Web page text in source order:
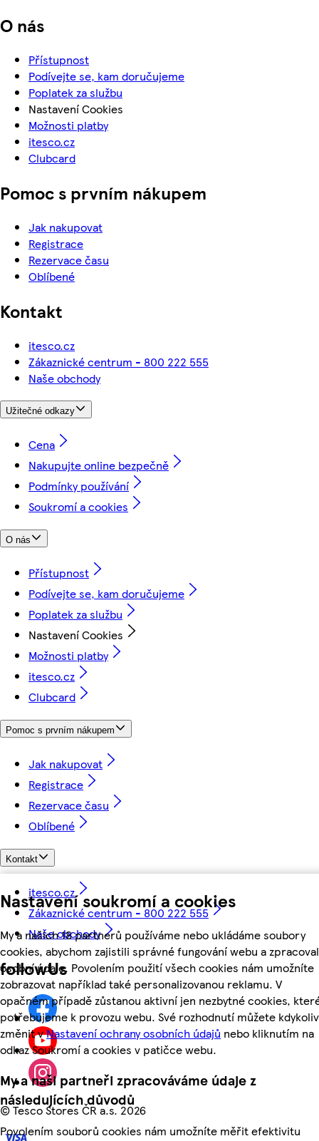
Nastavení soukromí a cookies
My a našich 18 partnerů používáme nebo ukládáme soubory
cookies, abychom zajistili správné fungování webu a
osobní údaje. Povolením použití všech cookies nám umožníte
zobrazovat například také personalizovanou reklamu. V
opačném případě zůstanou aktivní jen nezbytné cookies,
potřebujeme k provozu webu. Své rozhodnutí můžete kdykoliv
změnit vNastavení ochrany osobních údajů nebo kliknutím na
odkaz Soukromí a cookies v patičce webu.
My a naši partneři zpracováváme údaje z
následujících důvodů
Povolením souborů cookies nám umožníte měřit efektivitu
O nás
Přístupnost
Podívejte se, kam doručujeme
Poplatek za službu
Nastavení Cookies
Možnosti platby
itesco.cz
Clubcard
Pomoc s prvním nákupem
Jak nakupovat
Registrace
Rezervace času
Oblíbené
Kontakt
itesco.cz
Zákaznické centrum - 800 222 555
Naše obchody
Užitečné odkazy
Cena
Nakupujte online bezpečně
Podmínky používání
Soukromí a cookies
O nás
Přístupnost
Podívejte se, kam doručujeme
Poplatek za službu
Nastavení Cookies
Možnosti platby
itesco.cz
Clubcard
Pomoc s prvním nákupem
Jak nakupovat
Registrace
Rezervace času
Oblíbené
Kontakt
itesco.cz
Zákaznické centrum - 800 222 555
Naše obchody
followUs
©Tesco Stores ČR a.s. 2026